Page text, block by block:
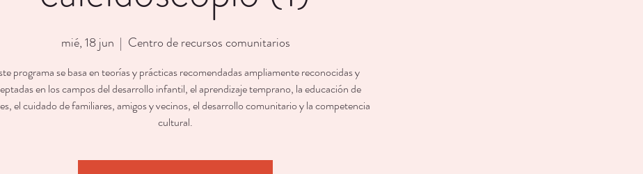
mié, 18 jun
  |
Centro de recursos comunitarios
programa se basa en teorías y prácticas recomendadas ampliamente reconocidas y
en los campos del desarrollo infantil, el aprendizaje temprano, la educación de
el cuidado de familiares, amigos y vecinos, el desarrollo comunitario y la competencia
cultural.